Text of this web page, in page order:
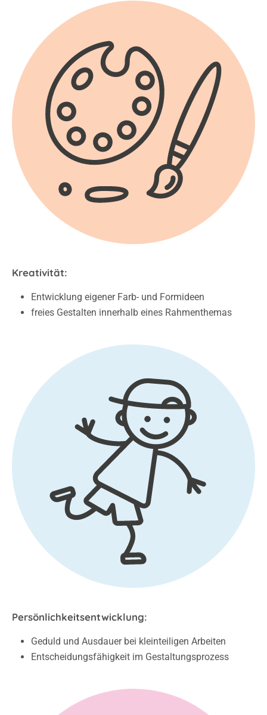
Kreativität:
Entwicklung eigener Farb- und Formideen
freies Gestalten innerhalb eines Rahmenthemas
Persönlichkeitsentwicklung:
Geduld und Ausdauer bei kleinteiligen Arbeiten
Entscheidungsfähigkeit im Gestaltungsprozess